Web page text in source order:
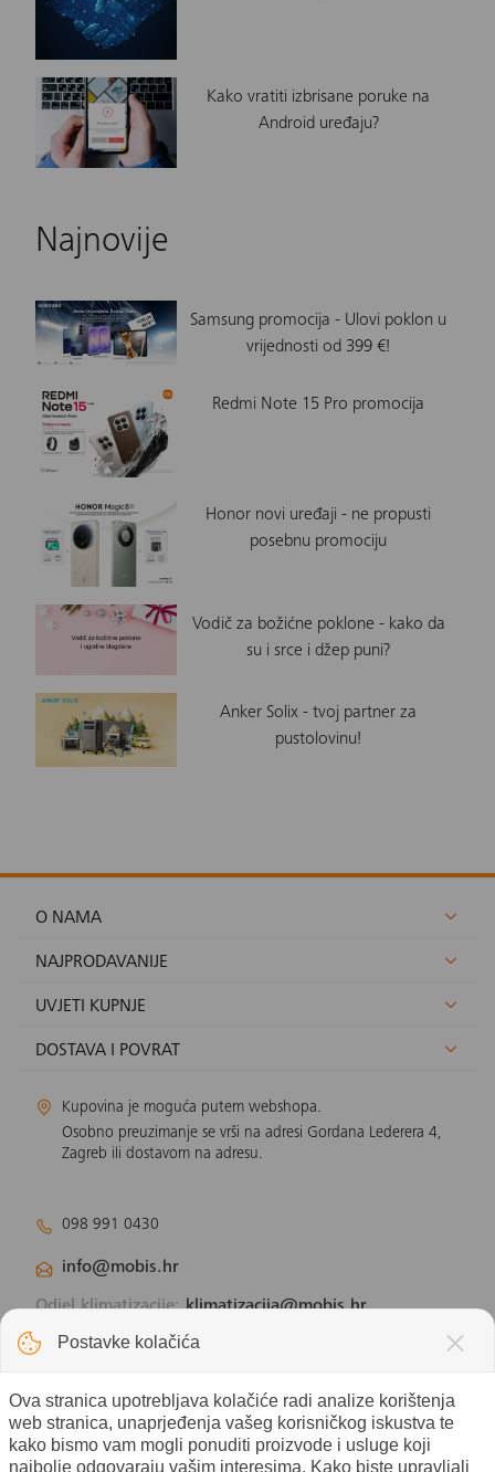
Kako vratiti izbrisane poruke na
Android uređaju?
Najnovije
Samsung promocija - Ulovi poklon u
vrijednosti od 399 €!
Redmi Note 15 Pro promocija
Honor novi uređaji - ne propusti
posebnu promociju
Vodič za božićne poklone - kako da
su i srce i džep puni?
Anker Solix - tvoj partner za
pustolovinu!
O NAMA
NAJPRODAVANIJE
UVJETI KUPNJE
DOSTAVA I POVRAT
Kupovina je moguća putem webshopa.
Osobno preuzimanje se vrši na adresi Gordana Lederera 4,
Zagreb ili dostavom na adresu.
098 991 0430
info@mobis.hr
Odjel klimatizacije:klimatizacija@mobis.hr
Odjel solarnih panela:
Postavke kolačića
Ova stranica upotrebljava kolačiće radi analize korištenja
web stranica, unaprjeđenja vašeg korisničkog iskustva te
kako bismo vam mogli ponuditi proizvode i usluge koji
najbolje odgovaraju vašim interesima. Kako biste upravljali